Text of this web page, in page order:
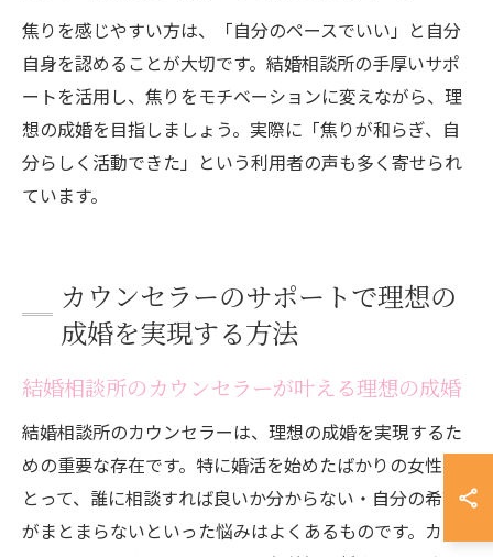
焦りを感じやすい方は、「自分のペースでいい」と自分
自身を認めることが大切です。結婚相談所の手厚いサポ
ートを活用し、焦りをモチベーションに変えながら、理
想の成婚を目指しましょう。実際に「焦りが和らぎ、自
分らしく活動できた」という利用者の声も多く寄せられ
ています。
カウンセラーのサポートで理想の
成婚を実現する方法
結婚相談所のカウンセラーが叶える理想の成婚
結婚相談所のカウンセラーは、理想の成婚を実現するた
めの重要な存在です。特に婚活を始めたばかりの女性に
とって、誰に相談すれば良いか分からない・自分の希望
がまとまらないといった悩みはよくあるものです。カウ